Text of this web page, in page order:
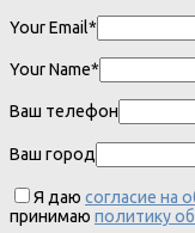
Your Email*
Your Name*
Ваш телефон
Ваш город
Я даю согласие на
принимаю политику